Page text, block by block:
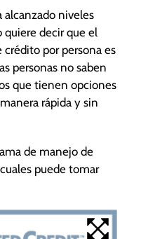
alcanzado niveles
quiere decir que el
por persona es
personas no saben
que tienen opciones
rápida y sin
de manejo de
puede tomar